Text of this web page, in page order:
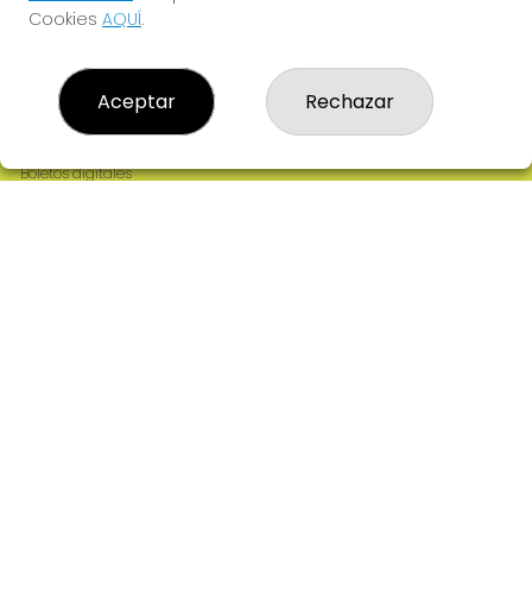
Resultados
Contacto
Empresas
Boletos digitales
Cookies AQUÍ.
Aceptar Rechazar